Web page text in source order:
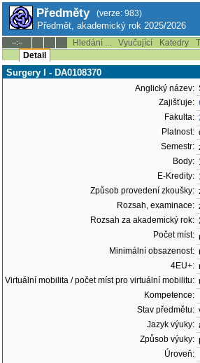
Předměty (verze: 983)
Předmět, akademický rok 2025/2026
--:-- Hledání ... Vyučující Katedry
Detail
Surgery I - DA0108370
Anglický název:
Zajišťuje:
Fakulta:
Platnost:
Semestr:
Body:
E-Kredity:
Způsob provedení zkoušky:
Rozsah, examinace:
Rozsah za akademický rok:
Počet míst:
Minimální obsazenost:
4EU+:
Virtuální mobilita / počet míst pro virtuální mobilitu:
Kompetence:
Stav předmětu:
Jazyk výuky:
Způsob výuky:
Úroveň: